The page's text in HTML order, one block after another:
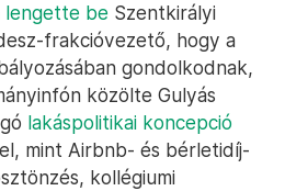
lengette be Szentkirályi
frakcióvezető, hogy a
gondolkodnak,
közölte Gulyás
lakáspolitikai koncepció
mint Airbnb- és bérletidíj-
kollégiumi